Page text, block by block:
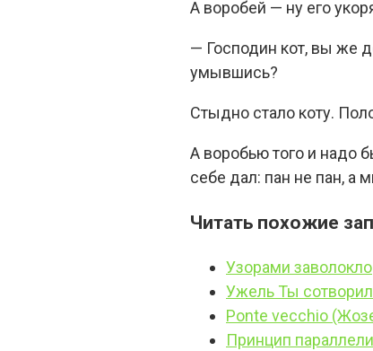
А воробей — ну его
— Господин кот, вы же
умывшись?
Стыдно стало коту.
А воробью того и надо
себе дал: пан не пан, а
Читать похожие
Узорами заволокло
Ужель Ты
Ponte vecchio
Принцип